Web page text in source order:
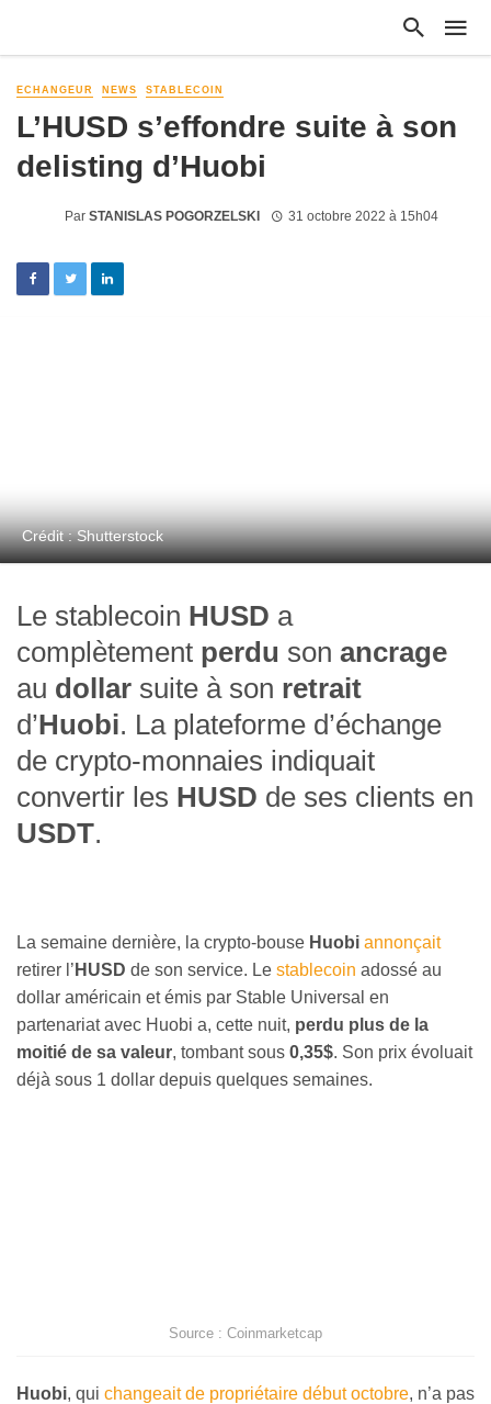
ECHANGEUR NEWS STABLECOIN
L’HUSD s’effondre suite à son
delisting d’Huobi
Par STANISLAS POGORZELSKI 31 octobre 2022 à 15h04
Crédit : Shutterstock
Le stablecoin HUSD a
complètement perdu son ancrage
au dollar suite à son retrait
d’Huobi. La plateforme d’échange
de crypto-monnaies indiquait
convertir les HUSD de ses clients en
USDT.
La semaine dernière, la crypto-bouse Huobi annonçait
retirer l’ HUSD de son service. Le stablecoin adossé au
dollar américain et émis par Stable Universal en
partenariat avec Huobi a, cette nuit, perdu plus de la
moitié de sa valeur, tombant sous 0,35$. Son prix évoluait
déjà sous 1 dollar depuis quelques semaines.
Source : Coinmarketcap
Huobi, qui changeait de propriétaire début octobre, n’a pas